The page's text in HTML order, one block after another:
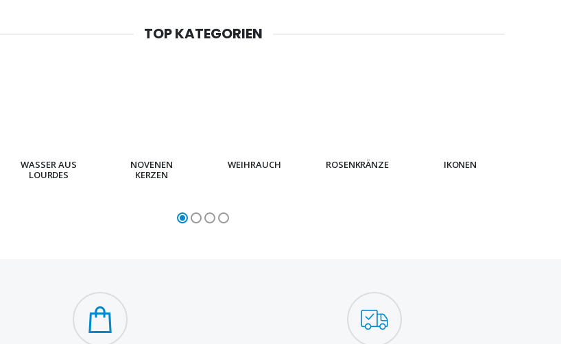
TOP KATEGORIEN
WASSER AUS
LOURDES
NOVENEN
KERZEN
WEIHRAUCH ROSENKRÄNZE IKONEN